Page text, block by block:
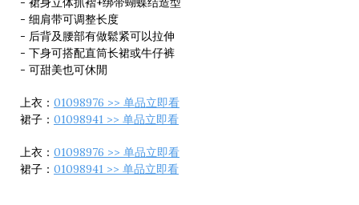
- 细肩带可调整长度
- 后背及腰部有做鬆紧可以拉伸
- 下身可搭配直筒长裙或牛仔裤
- 可甜美也可休閒
上衣： 01098976 >> 单品立即看
裙子： 01098941 >> 单品立即看
上衣： 01098976 >> 单品立即看
裙子： 01098941 >> 单品立即看